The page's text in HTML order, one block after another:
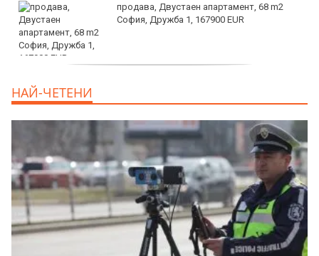
продава, Двустаен апартамент, 68 m2
София, Дружба 1, 167900 EUR
НАЙ-ЧЕТЕНИ